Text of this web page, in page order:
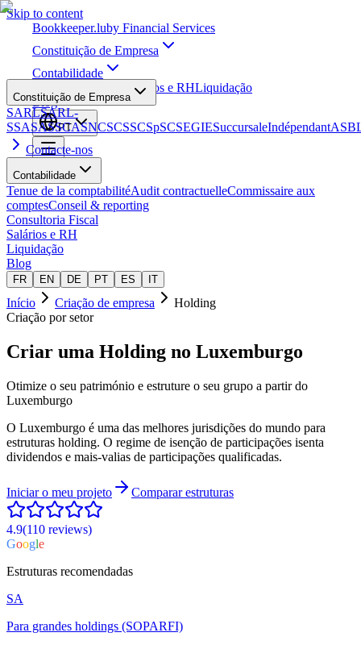
Skip to content
Bookkeeper.luby Financial Services
Constituição de Empresa
Contabilidade
Salários e RHLiquidação
Blog
PT
Constituição de Empresa
SARLSARL-
SSASASSCASNCSCSSCSpSCSEGIESuccursaleIndépendant
Contacte-nos
Contabilidade
Tenue de la comptabilitéAudit contractuelleCommissaire aux
comptesConseil & reporting
Consultoria Fiscal
Salários e RH
Liquidação
Blog
FR EN DE PT ES IT
Início Criação de empresa
Holding
Criação por setor
Criar uma Holding no Luxemburgo
Otimize o seu património e estruture o seu grupo a partir do
Luxemburgo
O Luxemburgo é uma das melhores jurisdições do mundo para
estruturas holding. O regime de isenção de participações isenta
dividendos e mais-valias de participações qualificadas.
Iniciar o meu projeto Comparar estruturas
4.9(110 reviews)
Google
Estruturas recomendadas
SA
Para grandes holdings (SOPARFI)